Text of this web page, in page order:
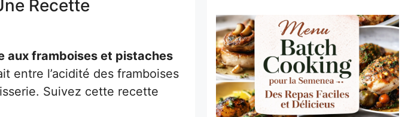
Recette
aux framboises et pistaches
entre l’acidité des framboises
Suivez cette recette